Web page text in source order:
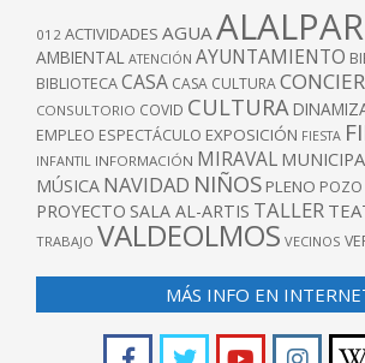
012 ACTIVIDADES AGUA
AMBIENTAL ATENCIÓN AYUNTAMIENTO
BIBLIOTECACASA CASA CULTURA
CONSULTORIO COVID CULTURA
EMPLEO ESPECTÁCULO EXPOSICIÓN FIESTA
INFANTIL INFORMACIÓN MIRAVAL
MÚSICA NAVIDAD NIÑOS PLENO POZO
PROYECTO SALA AL-ARTIS TALLER
TRABAJO VALDEOLMOS VECINOS
MÁS INFO EN